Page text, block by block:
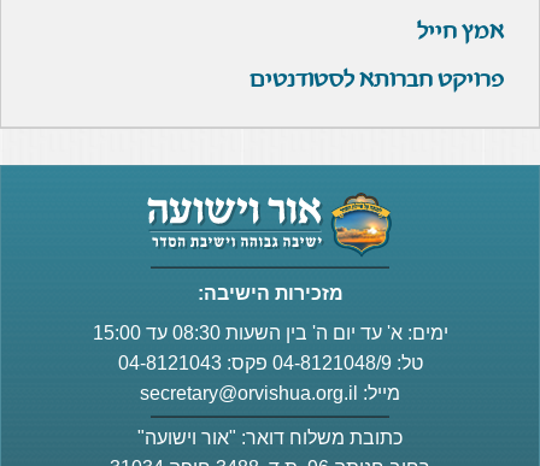
אמץ חייל
פרויקט חברותא לסטודנטים
מזכירות הישיבה:
ימים: א' עד יום ה' בין השעות 08:30 עד 15:00
טל: 04-8121048/9 פקס: 04-8121043
מייל: secretary@orvishua.org.il
כתובת משלוח דואר: "אור וישועה"